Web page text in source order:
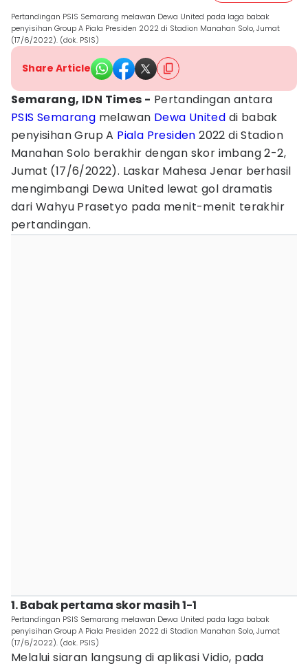
Pertandingan PSIS Semarang melawan Dewa United pada laga babak
penyisihan Group A Piala Presiden 2022 di Stadion Manahan Solo, Jumat
(17/6/2022). (dok. PSIS)
Share Article
Semarang, IDN Times - Pertandingan antara
PSIS Semarang melawan Dewa United di babak
penyisihan Grup A Piala Presiden 2022 di Stadion
Manahan Solo berakhir dengan skor imbang 2-2,
Jumat (17/6/2022). Laskar Mahesa Jenar berhasil
mengimbangi Dewa United lewat gol dramatis
dari Wahyu Prasetyo pada menit-menit terakhir
pertandingan.
1. Babak pertama skor masih 1-1
Pertandingan PSIS Semarang melawan Dewa United pada laga babak
penyisihan Group A Piala Presiden 2022 di Stadion Manahan Solo, Jumat
(17/6/2022). (dok. PSIS)
Melalui siaran langsung di aplikasi Vidio, pada